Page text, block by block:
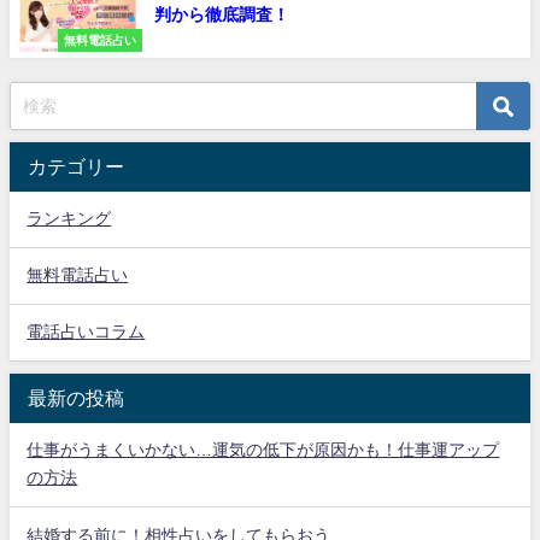
無料電話占い
判から徹底調査！
カテゴリー
ランキング
無料電話占い
電話占いコラム
最新の投稿
仕事がうまくいかない…運気の低下が原因かも！仕事運アップ
の方法
結婚する前に！相性占いをしてもらおう